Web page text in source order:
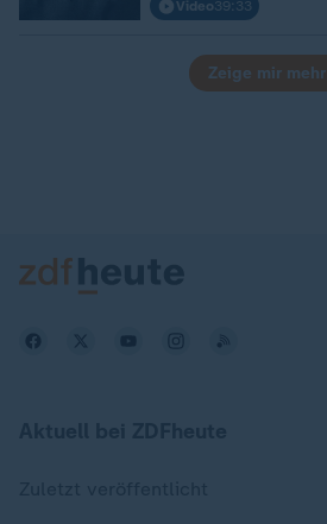
Video39:33
Zeige mir mehr